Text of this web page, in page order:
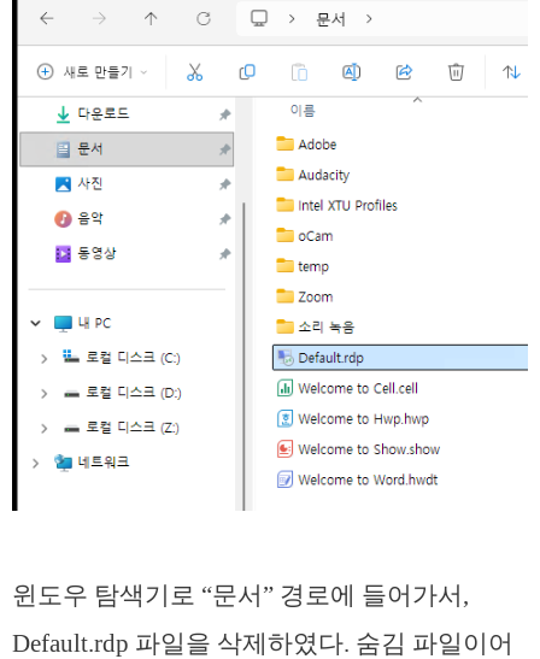
윈도우 탐색기로 “문서” 경로에 들어가서,
Default.rdp 파일을 삭제하였다. 숨김 파일이어